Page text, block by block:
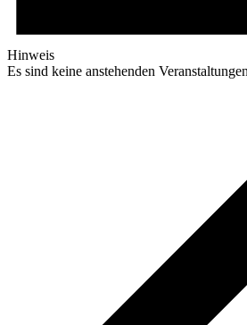
Hinweis
Es sind keine anstehenden